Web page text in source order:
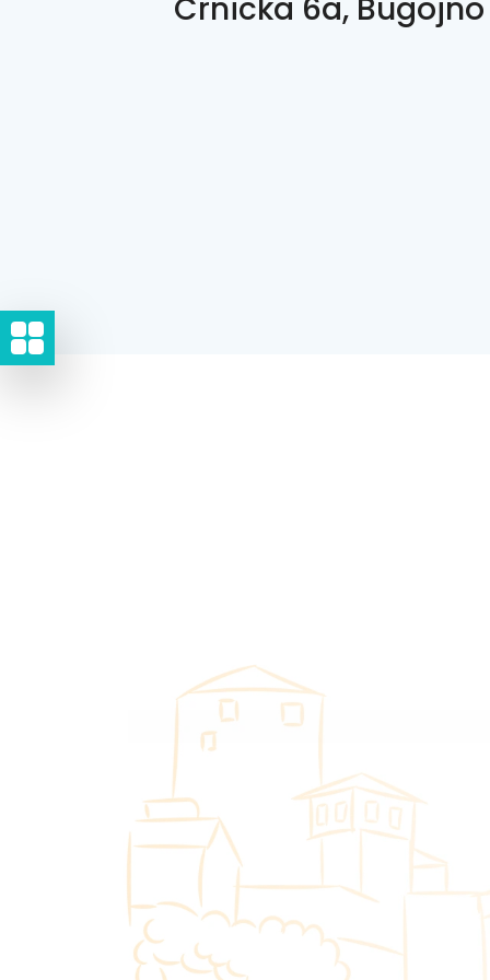
Crnicka 6a, Bugojno